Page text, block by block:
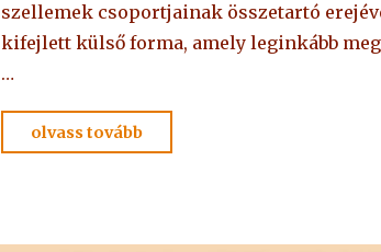
szellemek csoportjainak összetartó
kifejlett külső forma, amely leginkább
…
olvass tovább